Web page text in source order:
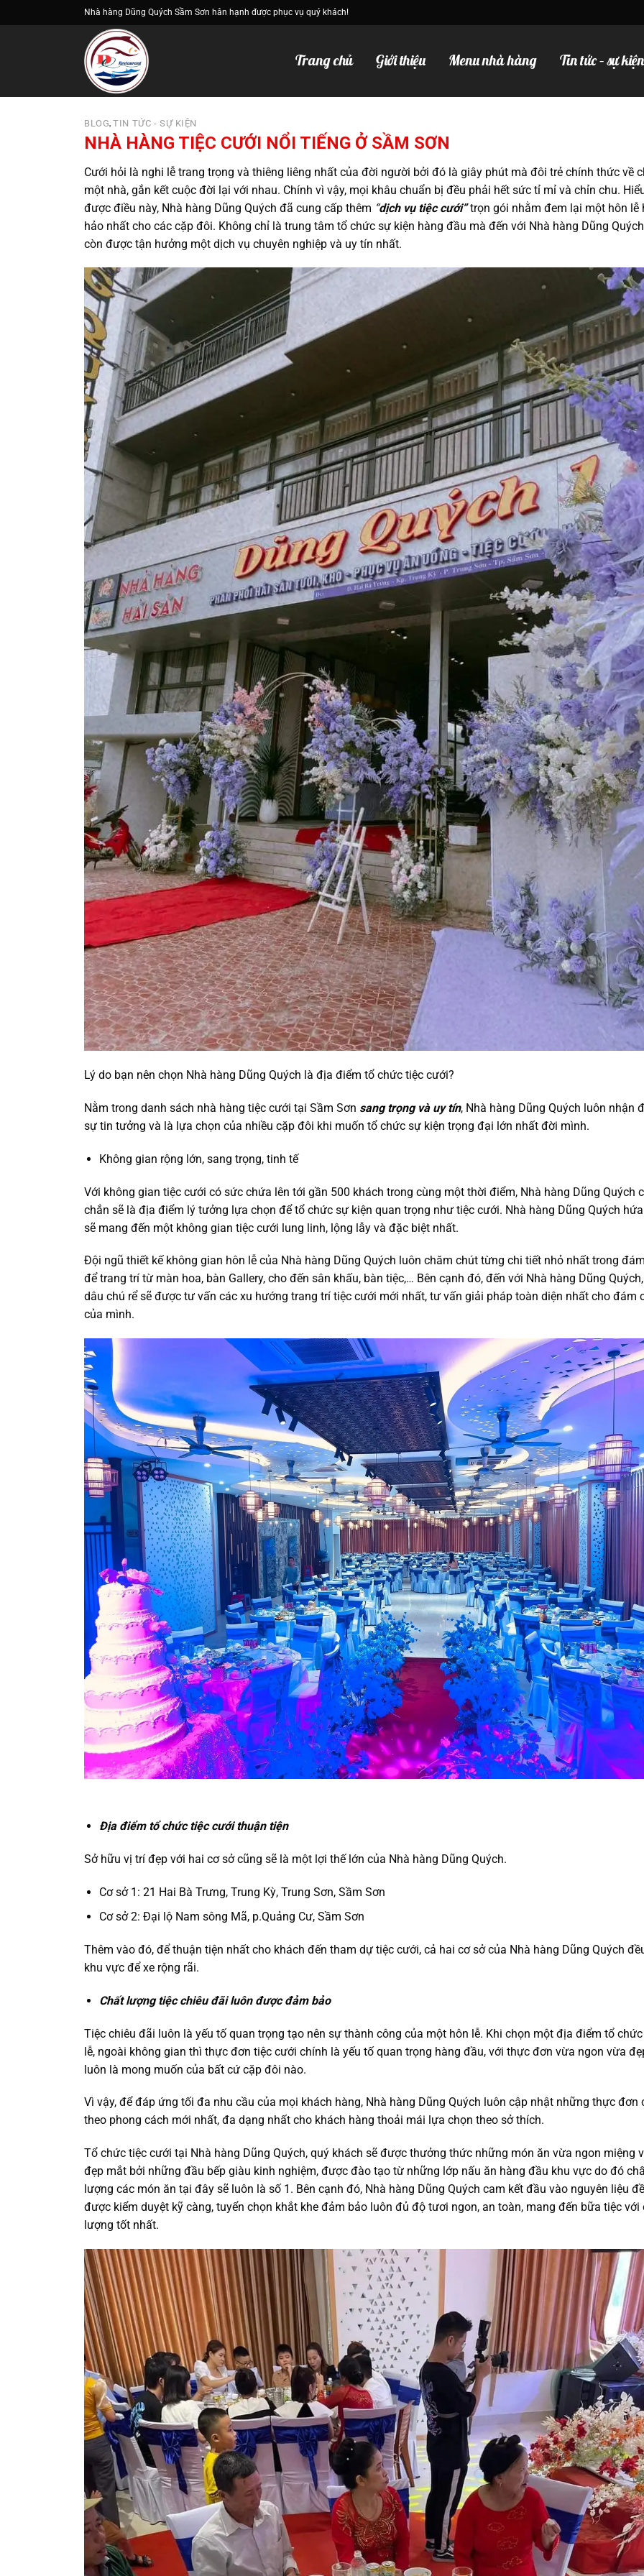
qua
Nhà hàng Dũng Quých Sầm Sơn hân hạnh được phục vụ quý khách!
Trang chủ Giới thiệu Menu nhà hàng Tin tức – sự kiện
BLOG,TIN TỨC - SỰ KIỆN
NHÀ HÀNG TIỆC CƯỚI NỔI TIẾNG Ở SẦM SƠN
Cưới hỏi là nghi lễ trang trọng và thiêng liêng nhất của đời người bởi đó là giây phút mà đôi trẻ chính thức về
một nhà, gắn kết cuộc đời lại với nhau. Chính vì vậy, mọi khâu chuẩn bị đều phải hết sức tỉ mỉ và chỉn chu.
được điều này, Nhà hàng Dũng Quých đã cung cấp thêm “dịch vụ tiệc cưới” trọn gói nhằm đem lại một hôn lễ
hảo nhất cho các cặp đôi. Không chỉ là trung tâm tổ chức sự kiện hàng đầu mà đến với Nhà hàng Dũng
còn được tận hưởng một dịch vụ chuyên nghiệp và uy tín nhất.
Lý do bạn nên chọn Nhà hàng Dũng Quých là địa điểm tổ chức tiệc cưới?
Nằm trong danh sách nhà hàng tiệc cưới tại Sầm Sơn sang trọng và uy tín, Nhà hàng Dũng Quých luôn nhận
sự tin tưởng và là lựa chọn của nhiều cặp đôi khi muốn tổ chức sự kiện trọng đại lớn nhất đời mình.
Không gian rộng lớn, sang trọng, tinh tế
Với không gian tiệc cưới có sức chứa lên tới gần 500 khách trong cùng một thời điểm, Nhà hàng Dũng Quých
chắn sẽ là địa điểm lý tưởng lựa chọn để tổ chức sự kiện quan trọng như tiệc cưới. Nhà hàng Dũng Quých
sẽ mang đến một không gian tiệc cưới lung linh, lộng lẫy và đặc biệt nhất.
Đội ngũ thiết kế không gian hôn lễ của Nhà hàng Dũng Quých luôn chăm chút từng chi tiết nhỏ nhất trong
để trang trí từ màn hoa, bàn Gallery, cho đến sân khấu, bàn tiệc,… Bên cạnh đó, đến với Nhà hàng Dũng
dâu chú rể sẽ được tư vấn các xu hướng trang trí tiệc cưới mới nhất, tư vấn giải pháp toàn diện nhất cho đám
của mình.
Địa điểm tổ chức tiệc cưới thuận tiện
Sở hữu vị trí đẹp với hai cơ sở cũng sẽ là một lợi thế lớn của Nhà hàng Dũng Quých.
Cơ sở 1: 21 Hai Bà Trưng, Trung Kỳ, Trung Sơn, Sầm Sơn
Cơ sở 2: Đại lộ Nam sông Mã, p.Quảng Cư, Sầm Sơn
Thêm vào đó, để thuận tiện nhất cho khách đến tham dự tiệc cưới, cả hai cơ sở của Nhà hàng Dũng Quých
khu vực để xe rộng rãi.
Chất lượng tiệc chiêu đãi luôn được đảm bảo
Tiệc chiêu đãi luôn là yếu tố quan trọng tạo nên sự thành công của một hôn lễ. Khi chọn một địa điểm tổ
lễ, ngoài không gian thì thực đơn tiệc cưới chính là yếu tố quan trọng hàng đầu, với thực đơn vừa ngon vừa
luôn là mong muốn của bất cứ cặp đôi nào.
Vì vậy, để đáp ứng tối đa nhu cầu của mọi khách hàng, Nhà hàng Dũng Quých luôn cập nhật những thực đơn
theo phong cách mới nhất, đa dạng nhất cho khách hàng thoải mái lựa chọn theo sở thích.
Tổ chức tiệc cưới tại Nhà hàng Dũng Quých, quý khách sẽ được thưởng thức những món ăn vừa ngon miệng
đẹp mắt bởi những đầu bếp giàu kinh nghiệm, được đào tạo từ những lớp nấu ăn hàng đầu khu vực do đó
lượng các món ăn tại đây sẽ luôn là số 1. Bên cạnh đó, Nhà hàng Dũng Quých cam kết đầu vào nguyên liệu
được kiểm duyệt kỹ càng, tuyển chọn khắt khe đảm bảo luôn đủ độ tươi ngon, an toàn, mang đến bữa tiệc với
lượng tốt nhất.